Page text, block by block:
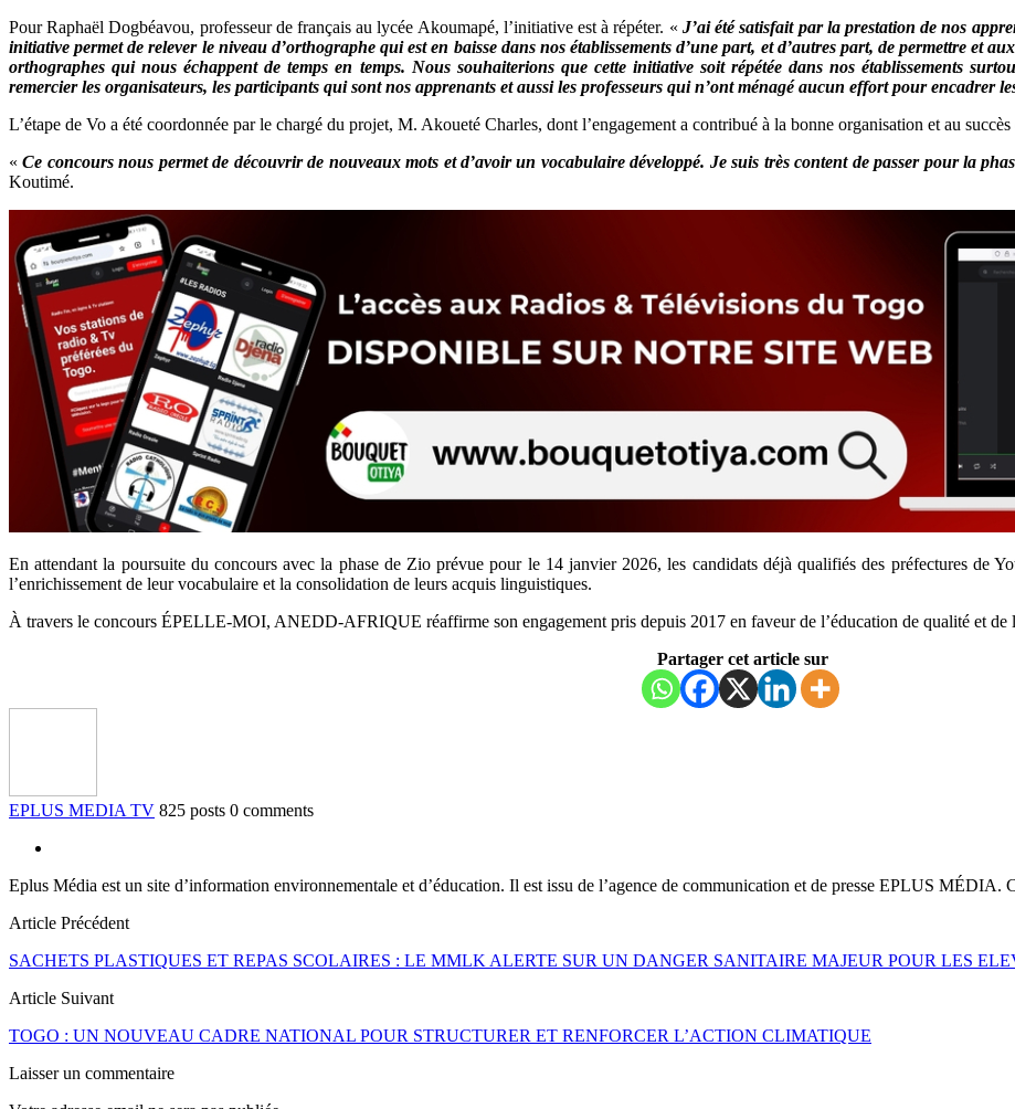
Pour Raphaël Dogbéavou, professeur de français au lycée Akoumapé, l’initiative est à répéter. « J’ai été satisfait par la prestation de nos
initiative permet de relever le niveau d’orthographe qui est en baisse dans nos établissements d’une part, et d’autres part, de permettre et
orthographes qui nous échappent de temps en temps. Nous souhaiterions que cette initiative soit répétée dans nos établissements
remercier les organisateurs, les participants qui sont nos apprenants et aussi les professeurs qui n’ont ménagé aucun effort pour encadrer
L’étape de Vo a été coordonnée par le chargé du projet, M. Akoueté Charles, dont l’engagement a contribué à la bonne organisation et au succès
«Ce concours nous permet de découvrir de nouveaux mots et d’avoir un vocabulaire développé. Je suis très content de passer pour la
Koutimé.
En attendant la poursuite du concours avec la phase de Zio prévue pour le 14 janvier 2026, les candidats déjà qualifiés des préfectures de
l’enrichissement de leur vocabulaire et la consolidation de leurs acquis linguistiques.
À travers le concours ÉPELLE-MOI, ANEDD-AFRIQUE réaffirme son engagement pris depuis 2017 en faveur de l’éducation de qualité et de
Partager cet article sur
EPLUS MEDIA TV 825 posts 0 comments
Eplus Média est un site d’information environnementale et d’éducation. Il est issu de l’agence de communication et de presse EPLUS
Article Précédent
SACHETS PLASTIQUES ET REPAS SCOLAIRES : LE MMLK ALERTE SUR UN DANGER SANITAIRE MAJEUR POUR LES
Article Suivant
TOGO : UN NOUVEAU CADRE NATIONAL POUR STRUCTURER ET RENFORCER L’ACTION CLIMATIQUE
Laisser un commentaire